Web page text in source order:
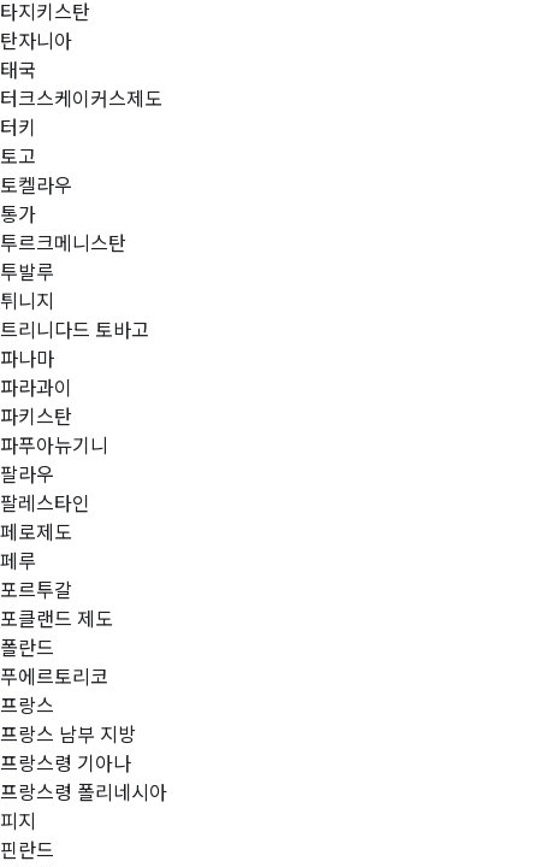
타지키스탄
탄자니아
태국
터크스케이커스제도
터키
토고
토켈라우
통가
투르크메니스탄
투발루
튀니지
트리니다드 토바고
파나마
파라과이
파키스탄
파푸아뉴기니
팔라우
팔레스타인
페로제도
페루
포르투갈
포클랜드 제도
폴란드
푸에르토리코
프랑스
프랑스 남부 지방
프랑스령 기아나
프랑스령 폴리네시아
피지
핀란드